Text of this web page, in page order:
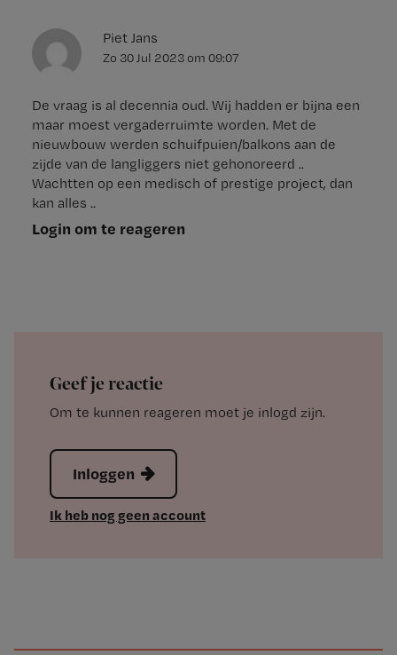
Piet Jans
Zo 30 Jul 2023om 09:07
De vraag is al decennia oud. Wij hadden er bijna een
maar moest vergaderruimte worden. Met de
nieuwbouw werden schuifpuien/balkons aan de
zijde van de langliggers niet gehonoreerd ..
Wachtten op een medisch of prestige project, dan
kan alles ..
Login om te reageren
Geef je reactie
Om te kunnen reageren moet je inlogd zijn.
Inloggen
Ik heb nog geen account